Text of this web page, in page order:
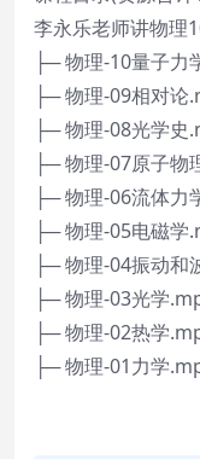
李永乐老师讲物理
├─ 物理-10量子
├─ 物理-09相对
├─ 物理-08光学
├─ 物理-07原子
├─ 物理-06流体
├─ 物理-05电磁
├─ 物理-04振动
├─ 物理-03光学
├─ 物理-02热学
├─ 物理-01力学